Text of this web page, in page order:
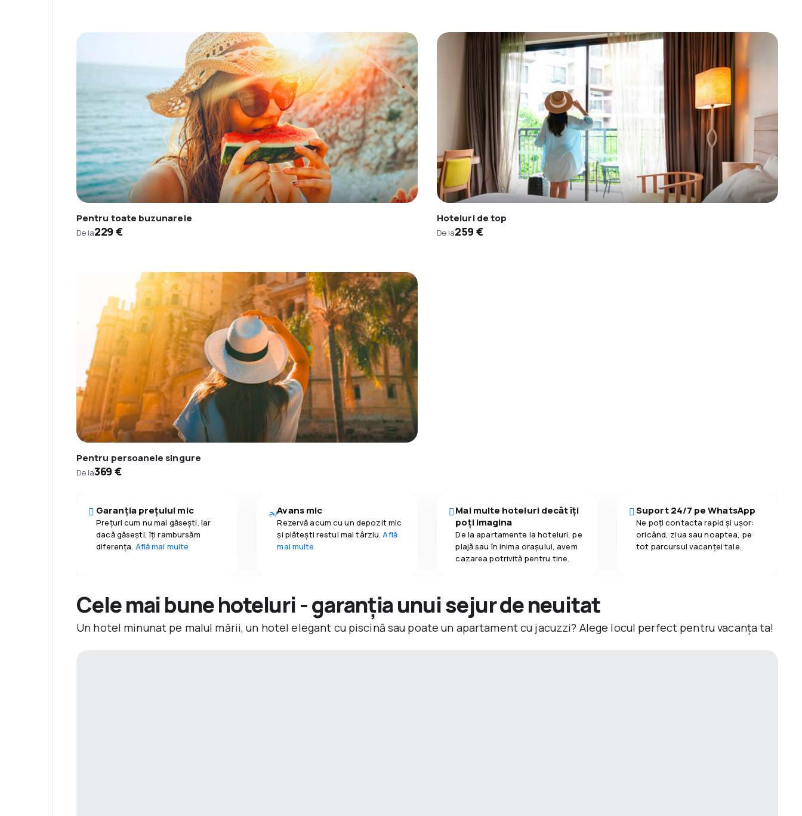
Pentru toate buzunarele
De la229 €
Hoteluri de top
De la259 €
Pentru persoanele singure
De la369 €
Garanția prețului mic
Prețuri cum nu mai găsești. Iar
dacă găseşti, îți rambursăm
diferența. Află mai multe
Avans mic
Rezervă acum cu un depozit mic
și plătești restul mai târziu.Află
mai multe
Mai multe hoteluri decât îți
poți imagina
De la apartamente la hoteluri, pe
plajă sau în inima orașului, avem
cazarea potrivită pentru tine.
Suport 24/7 pe WhatsApp
Ne poți contacta rapid și ușor:
oricând, ziua sau noaptea, pe
tot parcursul vacanței tale.
Cele mai bune hoteluri - garanția unui sejur de neuitat
Un hotel minunat pe malul mării, un hotel elegant cu piscină sau poate un apartament cu jacuzzi? Alege locul perfect pentru vacanța ta!